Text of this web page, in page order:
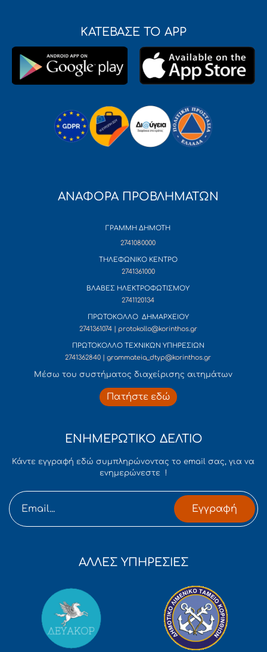
ΚΑΤΕΒΑΣΕ ΤΟ APP
ΑΝΑΦΟΡΑ ΠΡΟΒΛΗΜΑΤΩΝ
ΓΡΑΜΜΗ ΔΗΜΟΤΗ
2741080000
ΤΗΛΕΦΩΝΙΚΟ ΚΕΝΤΡΟ
2741361000
ΒΛΑΒΕΣ ΗΛΕΚΤΡΟΦΩΤΙΣΜΟΥ
2741120134
ΠΡΩΤΟΚΟΛΛΟ ΔΗΜΑΡΧΕΙΟΥ
2741361074 | protokollo@korinthos.gr
ΠΡΩΤΟΚΟΛΛΟ ΤΕΧΝΙΚΩΝ ΥΠΗΡΕΣΙΩΝ
2741362840 | grammateia_dtyp@korinthos.gr
Mέσω του συστήματος διαχείρισης αιτημάτων
Πατήστε εδώ
ΕΝΗΜΕΡΩΤΙΚΟ ΔΕΛΤΙΟ
Κάντε εγγραφή εδώ συμπληρώνοντας το email σας, για να
ενημερώνεστε !
Εγγραφή
ΑΛΛΕΣ ΥΠΗΡΕΣΙΕΣ